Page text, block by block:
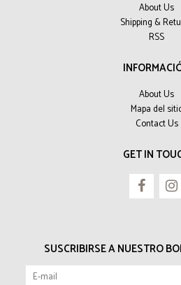
About Us
Shipping &
RSS
About Us
Mapa del
Contact Us
GET IN
SUSCRIBIRSE A NUESTRO